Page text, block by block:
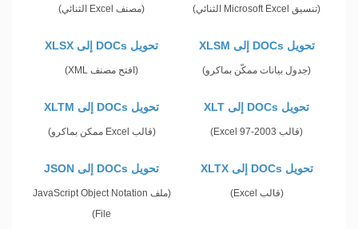
(تنسيق Microsoft Excel الثنائي) (مصنف Excel الثنائي)
تحويل DOCs إلى XLSM
(جدول بيانات ممكّن بماكرو)
تحويل DOCs إلى XLSX
(افتح مصنف XML)
تحويل DOCs إلى XLT
(قالب Excel 97-2003)
تحويل DOCs إلى XLTM
(قالب Excel ممكن بماكرو)
تحويل DOCs إلى XLTX
(قالب Excel)
تحويل DOCs إلى JSON
(ملف JavaScript Object Notation
File)